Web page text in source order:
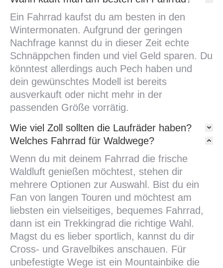
Ein Fahrrad kaufst du am besten in den
Wintermonaten. Aufgrund der geringen
Nachfrage kannst du in dieser Zeit echte
Schnäppchen finden und viel Geld sparen. Du
könntest allerdings auch Pech haben und
dein gewünschtes Modell ist bereits
ausverkauft oder nicht mehr in der
passenden Größe vorrätig.
Wie viel Zoll sollten die Laufräder haben?
Welches Fahrrad für Waldwege?
Wenn du mit deinem Fahrrad die frische
Waldluft genießen möchtest, stehen dir
mehrere Optionen zur Auswahl. Bist du ein
Fan von langen Touren und möchtest am
liebsten ein vielseitiges, bequemes Fahrrad,
dann ist ein Trekkingrad die richtige Wahl.
Magst du es lieber sportlich, kannst du dir
Cross- und Gravelbikes anschauen. Für
unbefestigte Wege ist ein Mountainbike die